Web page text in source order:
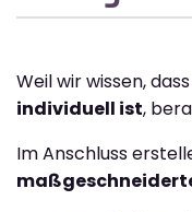
Weil wir wissen, dass
individuell ist,
Im Anschluss